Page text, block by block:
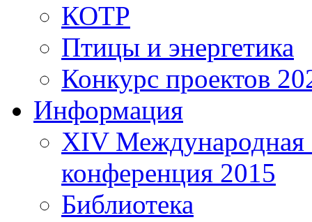
КОТР
Птицы и энергетика
Конкурс проектов
Информация
XIV Международная
конференция 2015
Библиотека